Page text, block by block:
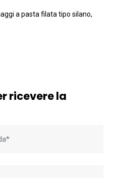
a pasta filata tipo silano,
ricevere la